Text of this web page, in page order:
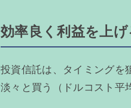
効率良く利益を上
投資信託は、タイミングを
淡々と買う（ドルコスト平